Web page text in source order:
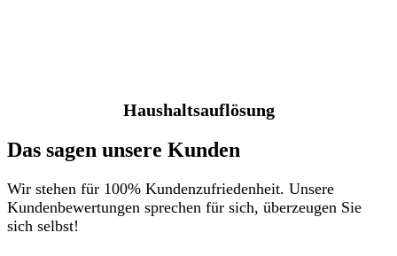
Haushaltsauflösung
Das sagen unsere Kunden
Wir stehen für 100% Kundenzufriedenheit. Unsere
Kundenbewertungen sprechen für sich, überzeugen Sie
sich selbst!